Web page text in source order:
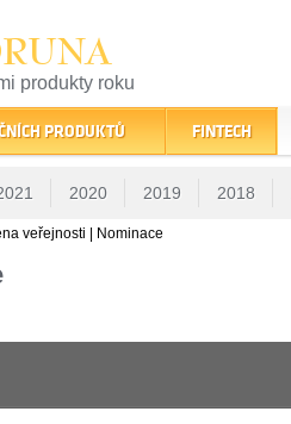
produkty roku
na finančním trhu
PRODUKTŮ FINTECH
2020 2019 2018
veřejnosti | Nominace